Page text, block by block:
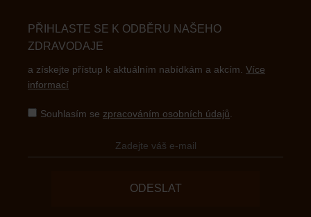
PŘIHLASTE SE K ODBĚRU NAŠEHO
ZDRAVODAJE
a získejte přístup k aktuálním nabídkám a akcím. Více
informací
Souhlasím se zpracováním osobních údajů
ODESLAT